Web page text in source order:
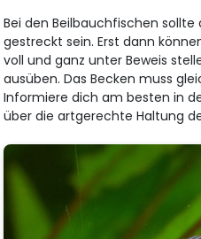
Bei den Beilbauchfischen sollte
gestreckt sein. Erst dann
voll und ganz unter Beweis
ausüben. Das Becken muss
Informiere dich am besten in
über die artgerechte Haltung